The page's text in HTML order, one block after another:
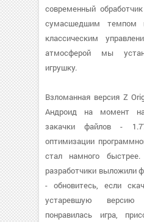
современный
сумасшедшим темпом
классическим
атмосферой мы
игрушку.
Взломанная версия Z
Андроид на момент
закачки файлов -
оптимизации
стал намного
разработчики выложили
- обновитесь, если
устаревшую версию
понравилась игра,